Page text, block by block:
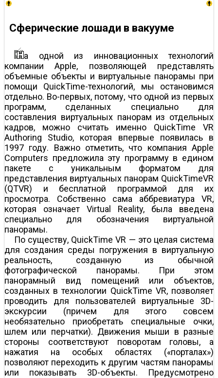
Сферические лошади в вакууме
а одной из инновационных технологий
компании Apple, позволяющей представлять
объемные объекты и виртуальные панорамы при
помощи QuickTime-технологий, мы остановимся
отдельно. Во-первых, потому, что одной из первых
программ, сделанных специально для
составления виртуальных панорам из отдельных
кадров, можно считать именно QuickTime VR
Authoring Studio, которая впервые появилась в
1997 году. Важно отметить, что компания Apple
Computers предложила эту программу в едином
пакете с уникальным форматом для
представления виртуальных панорам QuickTimeVR
(QTVR) и бесплатной программой для их
просмотра. Собственно сама аббревиатура VR,
которая означает Virtual Reality, была введена
специально для обозначения виртуальной
панорамы.
По существу, QuickTime VR — это целая система
для создания среды погружения в виртуальную
реальность, созданную из обычной
фотографической панорамы. При этом
панорамный вид помещений или объектов,
созданных в технологии QuickTime VR, позволяет
проводить для пользователей виртуальные 3D-
экскурсии (причем для этого совсем
необязательно приобретать специальные очки,
шлем или перчатки). Движения мыши в разные
стороны соответствуют поворотам головы, а
нажатия на особых областях («порталах»)
позволяют переходить к другим частям панорамы
или показывать 3D-объекты. Предусмотрено